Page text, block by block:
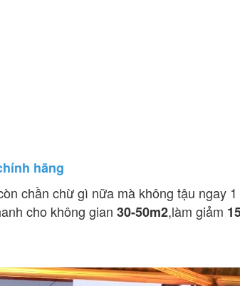
hãng
chần chừ gì nữa mà không tậu ngay 1
cho không gian 30-50m2,làm giảm